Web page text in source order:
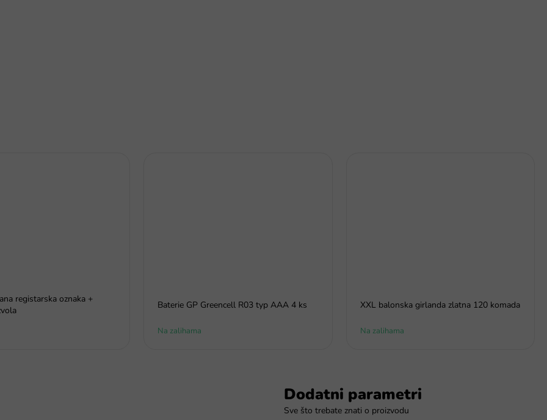
registarska oznaka +
Baterie GP Greencell R03 typ AAA 4 ks
Na zalihama
XXL balonska girlanda zlatna 120 komada
Na zalihama
Dodatni parametri